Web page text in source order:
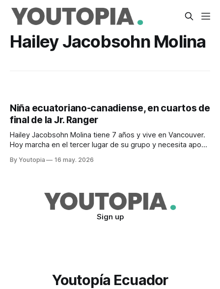
Hailey Jacobsohn Molina
Niña ecuatoriano-canadiense, en cuartos de
final de la Jr. Ranger
Hailey Jacobsohn Molina tiene 7 años y vive en Vancouver.
Hoy marcha en el tercer lugar de su grupo y necesita apoyo
By Youtopia 16 may. 2026
Sign up
Youtopía Ecuador